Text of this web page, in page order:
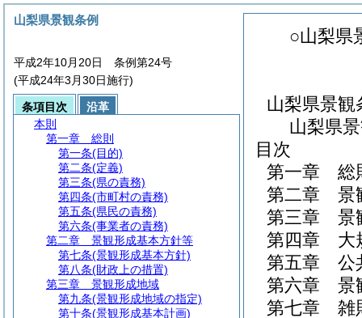
○山梨県
山梨県景
山梨県
目次
第一章
総
第二章
景
第三章
景
第四章
大
第五章
公
第六章
景
第七章
雑
山梨県景観条例
平成2年10月20日 条例第24号
(平成24年3月30日施行)
条項目次
沿革
本則
第一章
総則
第一条(目的)
第二条(定義)
第三条(県の責務)
第四条(市町村の責務)
第五条(県民の責務)
第六条(事業者の責務)
第二章
景観形成基本方針等
第七条(景観形成基本方針)
第八条(財政上の措置)
第三章
景観形成地域
第九条(景観形成地域の指定)
第十条(景観形成基本計画)